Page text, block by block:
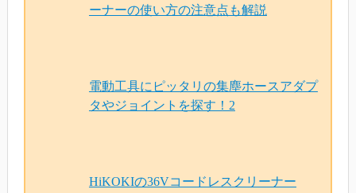
ーナーの使い方の注意点も解説
電動工具にピッタリの集塵ホースアダプ
タやジョイントを探す！2
HiKOKIの36Vコードレスクリーナー